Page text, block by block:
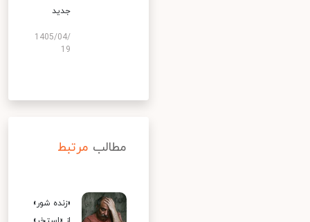
جدید
1405/04/
19
مطالب مرتبط
«زنده شور»